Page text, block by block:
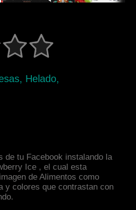
Helado,
de tu Facebook instalando la
Ice , el cual esta
de Alimentos como
y colores que contrastan con